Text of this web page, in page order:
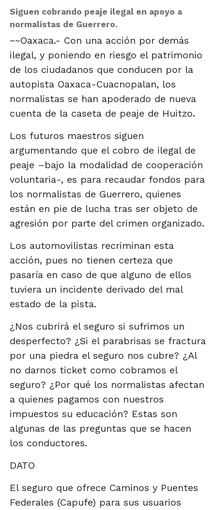
Siguen cobrando peaje ilegal en apoyo a
normalistas de Guerrero.
~~Oaxaca.- Con una acción por demás
ilegal, y poniendo en riesgo el patrimonio
de los ciudadanos que conducen por la
autopista Oaxaca-Cuacnopalan, los
normalistas se han apoderado de nueva
cuenta de la caseta de peaje de Huitzo.
Los futuros maestros siguen
argumentando que el cobro de ilegal de
peaje –bajo la modalidad de cooperación
voluntaria-, es para recaudar fondos para
los normalistas de Guerrero, quienes
están en pie de lucha tras ser objeto de
agresión por parte del crimen organizado.
Los automovilistas recriminan esta
acción, pues no tienen certeza que
pasaría en caso de que alguno de ellos
tuviera un incidente derivado del mal
estado de la pista.
¿Nos cubrirá el seguro si sufrimos un
desperfecto? ¿Si el parabrisas se fractura
por una piedra el seguro nos cubre? ¿Al
no darnos ticket como cobramos el
seguro? ¿Por qué los normalistas afectan
a quienes pagamos con nuestros
impuestos su educación? Estas son
algunas de las preguntas que se hacen
los conductores.
DATO
El seguro que ofrece Caminos y Puentes
Federales (Capufe) para sus usuarios